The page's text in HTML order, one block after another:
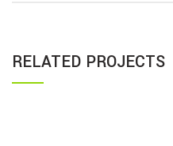
RELATED PROJECTS